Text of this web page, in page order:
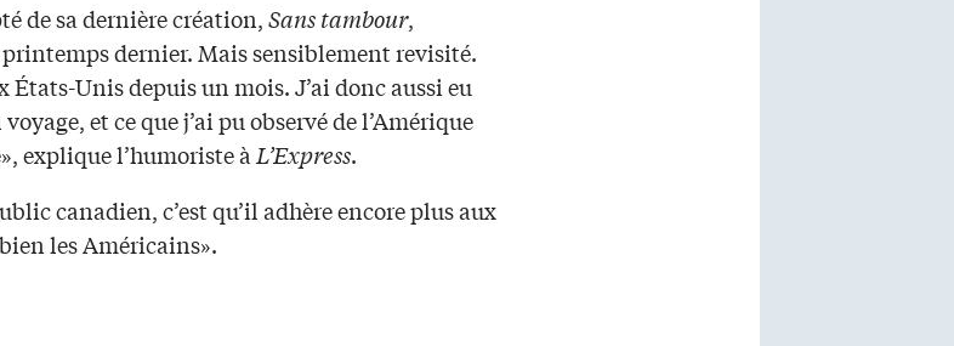
de sa dernière création,Sans tambour,
dernier. Mais sensiblement revisité.
États-Unis depuis un mois. J’ai donc aussi eu
et ce que j’ai pu observé de l’Amérique
explique l’humoriste à L’Express.
canadien, c’est qu’il adhère encore plus aux
les Américains».